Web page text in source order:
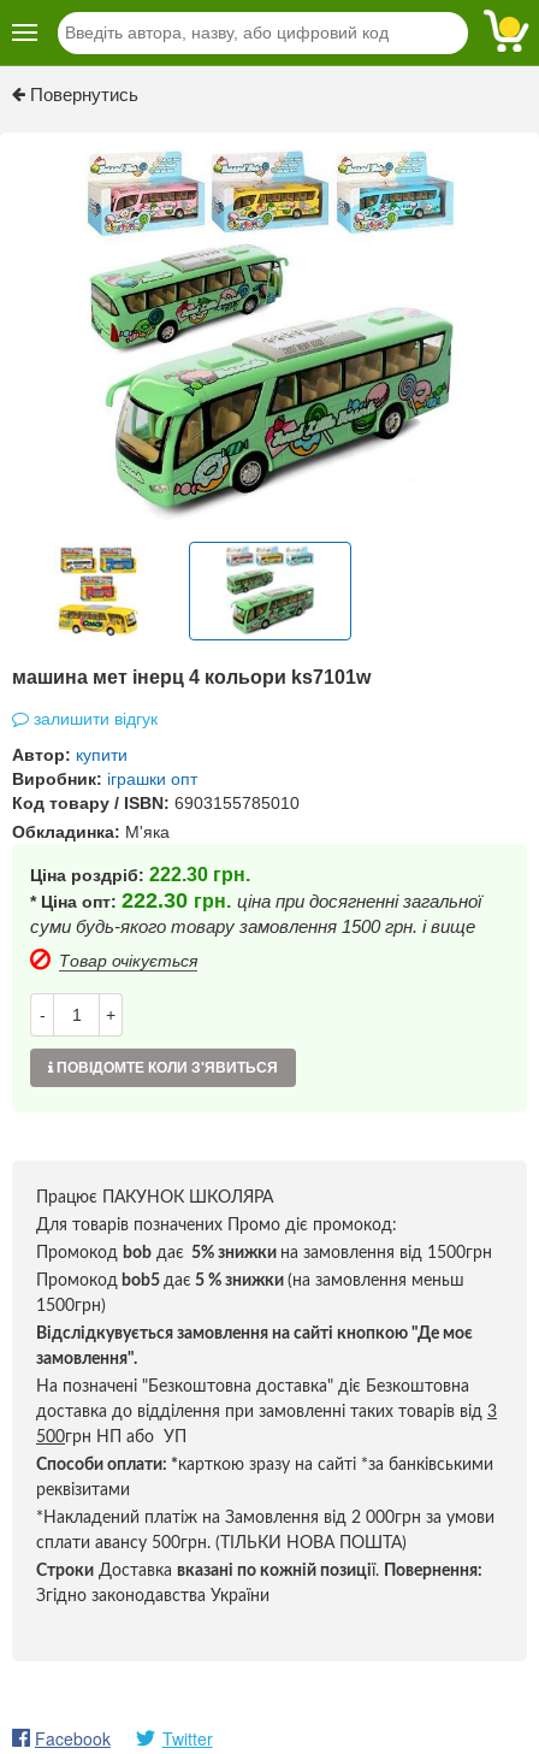
Повернутись
машина мет інерц 4 кольори ks7101w
залишити відгук
Автор: купити
Виробник: іграшки опт
Код товару / ISBN: 6903155785010
Обкладинка: М'яка
Ціна роздріб: 222.30 грн.
* Ціна опт: 222.30 грн. ціна при досягненні загальної
суми будь-якого товару замовлення 1500 грн. і вище
Товар очікується
- +
ПОВІДОМТЕ КОЛИ З'ЯВИТЬСЯ
Працює ПАКУНОК ШКОЛЯРА
Для товарів позначених Промо діє промокод:
Промокод bob дає 5% знижки на замовлення від 1500грн
Промокод bob5 дає 5 % знижки (на замовлення меньш
1500грн)
Відслідкувується замовлення на сайті кнопкою "Де моє
замовлення".
На позначені "Безкоштовна доставка" діє Безкоштовна
доставка до відділення при замовленні таких товарів від 3
500грн НП або УП
Способи оплати: *карткою зразу на сайті *за банківськими
реквізитами
*Накладений платіж на Замовлення від 2 000грн за умови
сплати авансу 500грн. (ТІЛЬКИ НОВА ПОШТА)
Строки Доставка вказані по кожній позиції.
Повернення:
Згідно законодавства України
Facebook Twitter